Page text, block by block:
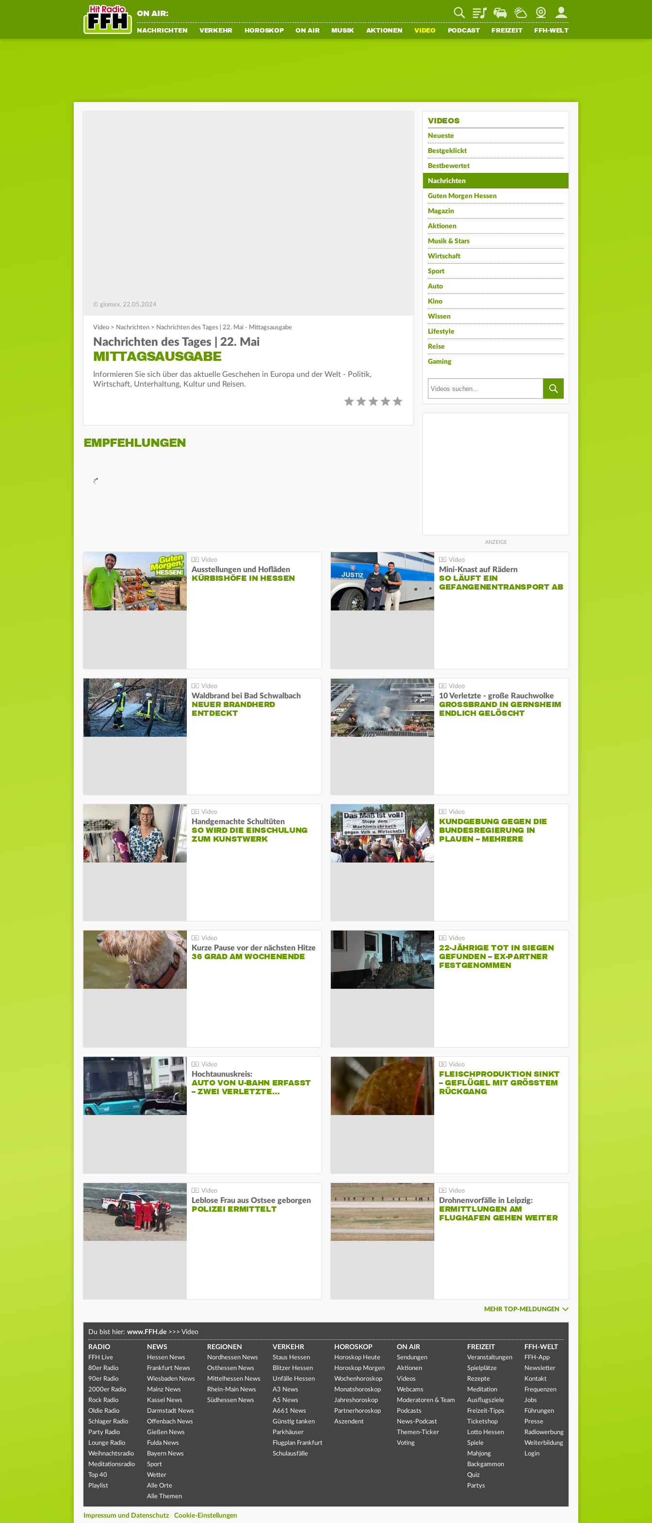
ON AIR: PlaylistStaupilotWetterWebcamMein FFH
NACHRICHTEN VERKEHR HOROSKOP ON AIR MUSIK AKTIONEN VIDEO PODCAST FREIZEIT FFH-WELT
© glomex, 22.05.2024
Video > Nachrichten > Nachrichten des Tages | 22. Mai - Mittagsausgabe
Nachrichten des Tages | 22. Mai
MITTAGSAUSGABE
Informieren Sie sich über das aktuelle Geschehen in Europa und der Welt - Politik,
Wirtschaft, Unterhaltung, Kultur und Reisen.
EMPFEHLUNGEN
VIDEOS
Neueste
Bestgeklickt
Bestbewertet
Nachrichten
Guten Morgen Hessen
Magazin
Aktionen
Musik & Stars
Wirtschaft
Sport
Auto
Kino
Wissen
Lifestyle
Reise
Gaming
Ausstellungen und Hofläden
KÜRBISHÖFE IN HESSEN
Mini-Knast auf Rädern
SO LÄUFT EIN
GEFANGENENTRANSPORT AB
Waldbrand bei Bad Schwalbach
NEUER BRANDHERD
ENTDECKT
10 Verletzte - große Rauchwolke
GROSSBRAND IN GERNSHEIM E
NDLICH GELÖSCHT
Handgemachte Schultüten
SO WIRD DIE EINSCHULUNG
ZUM KUNSTWERK
KUNDGEBUNG GEGEN DIE
BUNDESREGIERUNG IN
PLAUEN – MEHRERE
Kurze Pause vor der nächsten Hitze
36 GRAD AM WOCHENENDE
22-JÄHRIGE TOT IN SIEGEN
GEFUNDEN – EX-PARTNER
FESTGENOMMEN
Hochtaunuskreis:
AUTO VON U-BAHN ERFASST
– ZWEI VERLETZTE…
FLEISCHPRODUKTION SINKT
– GEFLÜGEL MIT GRÖSSTEM R
ÜCKGANG
Leblose Frau aus Ostsee geborgen
POLIZEI ERMITTELT
Drohnenvorfälle in Leipzig:
ERMITTLUNGEN AM
FLUGHAFEN GEHEN WEITER
MEHR TOP-MELDUNGEN
Du bist hier: www.FFH.de >>> Video
RADIO
FFH Live
80er Radio
90er Radio
2000er Radio
Rock Radio
Oldie Radio
Schlager Radio
Party Radio
Lounge Radio
Weihnachtsradio
Meditationsradio
Top 40
Playlist
NEWS
Hessen News
Frankfurt News
Wiesbaden News
Mainz News
Kassel News
Darmstadt News
Offenbach News
Gießen News
Fulda News
Bayern News
Sport
Wetter
Alle Orte
Alle Themen
REGIONEN
Nordhessen News
Osthessen News
Mittelhessen News
Rhein-Main News
Südhessen News
VERKEHR
Staus Hessen
Blitzer Hessen
Unfälle Hessen
A3 News
A5 News
A661 News
Günstig tanken
Parkhäuser
Flugplan Frankfurt
Schulausfälle
HOROSKOP
Horoskop Heute
Horoskop Morgen
Wochenhoroskop
Monatshoroskop
Jahreshoroskop
Partnerhoroskop
Aszendent
ON AIR
Sendungen
Aktionen
Videos
Webcams
Moderatoren & Team
Podcasts
News-Podcast
Themen-Ticker
Voting
FREIZEIT
Veranstaltungen
Spielplätze
Rezepte
Meditation
Ausflugsziele
Freizeit-Tipps
Ticketshop
Lotto Hessen
Spiele
Mahjong
Backgammon
Quiz
Partys
FFH-WELT
FFH-App
Newsletter
Kontakt
Frequenzen
Jobs
Führungen
Presse
Radiowerbung
Weiterbildung
Login
Impressum und Datenschutz Cookie-Einstellungen